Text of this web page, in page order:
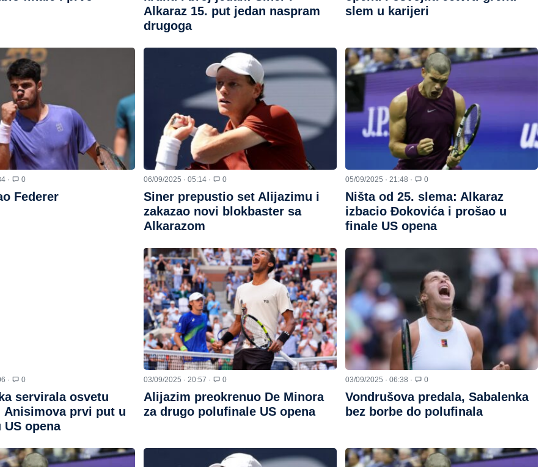
Alkaraz 15. put jedan naspram
drugoga
slem u karijeri
· 0
Federer
06/09/2025 · 05:14 · 0
Siner prepustio set Alijazimu i
zakazao novi blokbaster sa
Alkarazom
05/09/2025 · 21:48 · 0
Ništa od 25. slema: Alkaraz
izbacio Đokovića i prošao u
finale US opena
· 0
servirala osvetu
Anisimova prvi put u
opena
03/09/2025 · 20:57 · 0
Alijazim preokrenuo De Minora
za drugo polufinale US opena
03/09/2025 · 06:38 · 0
Vondrušova predala, Sabalenka
bez borbe do polufinala